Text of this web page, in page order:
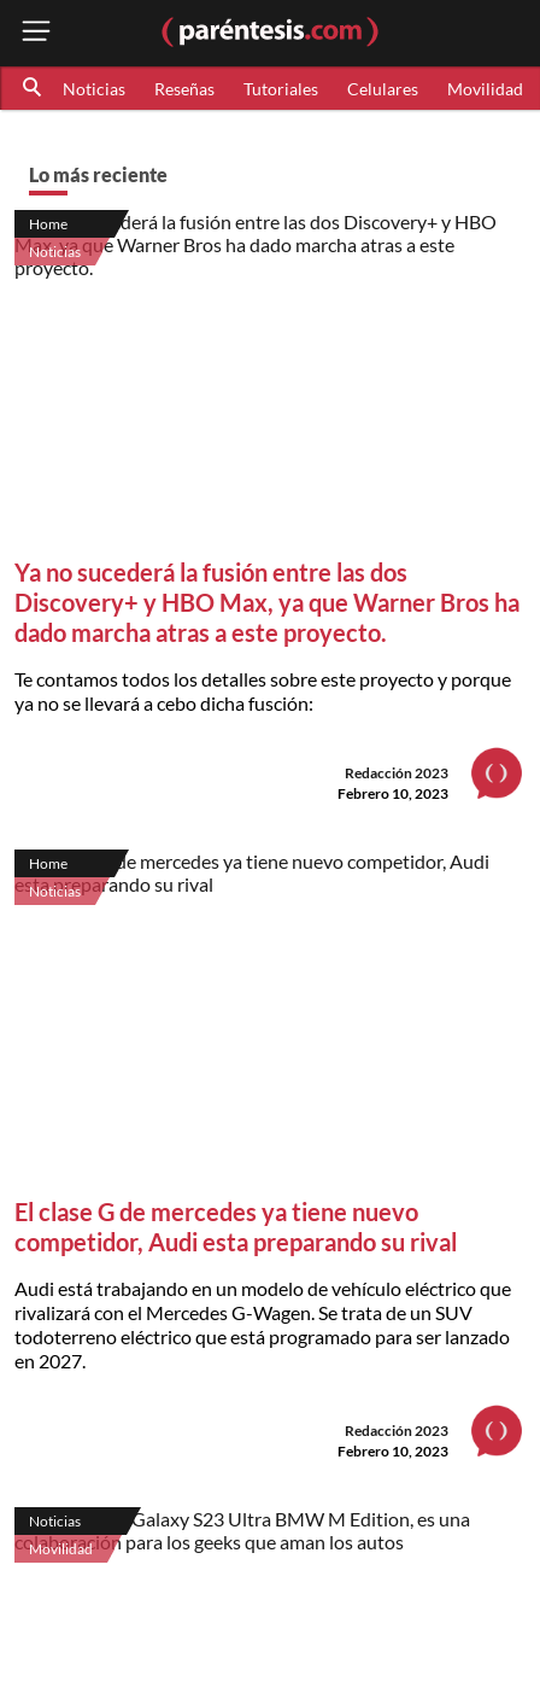
Noticias Reseñas Tutoriales Celulares Movilidad
Lo más reciente
Home
Noticias
Ya no sucederá la fusión entre las dos
Discovery+ y HBO Max, ya que Warner Bros ha
dado marcha atras a este proyecto.
Te contamos todos los detalles sobre este proyecto y porque
ya no se llevará a cebo dicha fusción:
Redacción 2023
Febrero 10, 2023
Home
Noticias
El clase G de mercedes ya tiene nuevo
competidor, Audi esta preparando su rival
Audi está trabajando en un modelo de vehículo eléctrico que
rivalizará con el Mercedes G-Wagen. Se trata de un SUV
todoterreno eléctrico que está programado para ser lanzado
en 2027.
Redacción 2023
Febrero 10, 2023
Noticias
Movilidad